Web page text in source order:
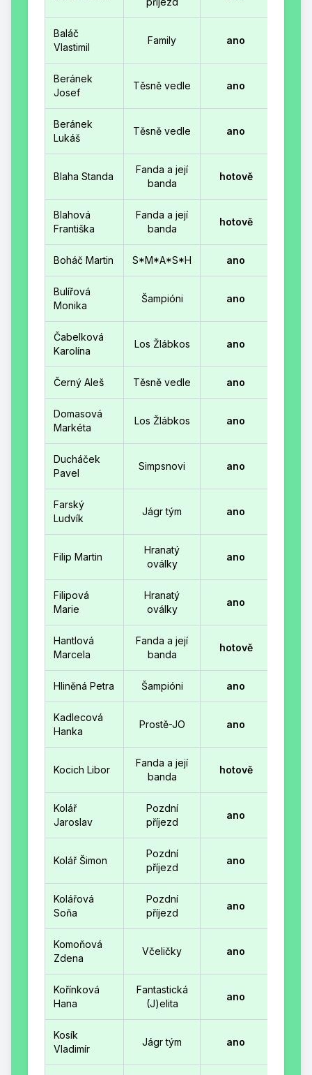
Baláč
Vlastimil
Family ano
Beránek
Josef
Těsně vedle ano
Beránek
Lukáš
Těsně vedle ano
Blaha Standa
Fanda a její
banda
hotově
Blahová
Františka
Fanda a její
banda
hotově
Boháč Martin S*M*A*S*H ano
Bulířová
Monika
Šampióni ano
Čabelková
Karolína
Los Žlábkos ano
Černý Aleš Těsně vedle ano
Domasová
Markéta
Los Žlábkos ano
Ducháček
Pavel
Simpsnovi ano
Farský
Ludvík
Jágr tým ano
Filip Martin
Hranatý
oválky
ano
Filipová
Marie
Hranatý
oválky
ano
Hantlová
Marcela
Fanda a její
banda
hotově
Hliněná Petra Šampióni ano
Kadlecová
Hanka
Prostě-JO ano
Kocich Libor
Fanda a její
banda
hotově
Kolář
Jaroslav
Pozdní
příjezd
ano
Kolář Šimon
Pozdní
příjezd
ano
Kolářová
Soňa
Pozdní
příjezd
ano
Komoňová
Zdena
Včeličky ano
Kořínková
Hana
Fantastická
(J)elita
ano
Kosík
Vladimír
Jágr tým ano